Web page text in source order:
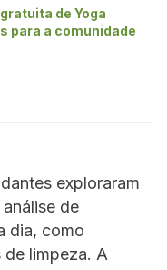
de Yoga
para a comunidade
exploraram
de
dia, como
limpeza. A